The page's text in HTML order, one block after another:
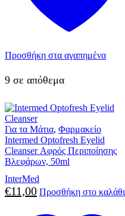
Προσθήκη στα αγαπημένα
9 σε απόθεμα
Για τα Μάτια, Φαρμακείο
Intermed Optofresh Eyelid
Cleanser Αφρός Περιποίησης
Βλεφάρων, 50ml
InterMed
€11,00 Προσθήκη στο καλάθι